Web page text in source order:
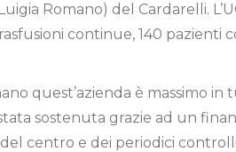
Romano) del Cardarelli.
continue, 140 pazienti
quest’azienda è massimo
sostenuta grazie ad un
centro e dei periodici